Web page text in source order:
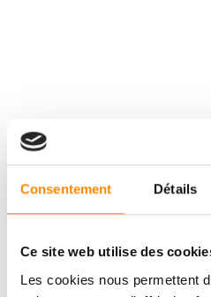
Consentement Détails
Ce site web utilise des
Les cookies nous permettent